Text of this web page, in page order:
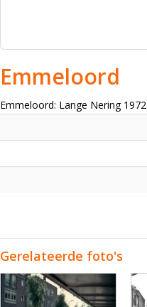
Emmeloord
Emmeloord: Lange Nering 1972
Gerelateerde foto's